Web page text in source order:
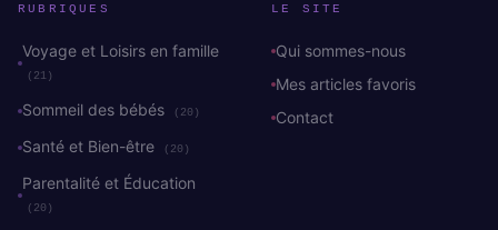
RUBRIQUES
Voyage et Loisirs en famille
(21)
Sommeil des bébés (20)
Santé et Bien-être (20)
Parentalité et Éducation
(20)
LE SITE
Qui sommes-nous
Mes articles favoris
Contact